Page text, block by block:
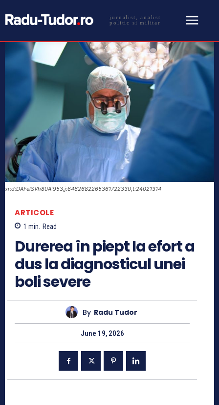
jurnalist, analist
politic si militar
xr:d:DAFelSVh80A:953,j:8462682265361722330,t:24021314
ARTICOLE
1 min. Read
Durerea în piept la efort a
dus la diagnosticul unei
boli severe
By Radu Tudor
June 19, 2026